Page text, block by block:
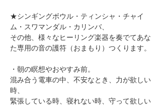
★シンギングボウル・ティンシャ・チャイ
ム・スワマンダル・カリンバ、
その他、様々なヒーリング楽器を奏でてあな
た専用の音の護符（おまもり）つくります。
・朝の瞑想やおやすみ前。
混み合う電車の中、不安なとき、力が欲しい
時、
緊張している時、寝れない時、守って欲しい